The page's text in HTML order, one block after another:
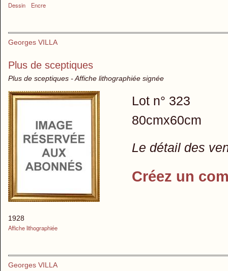
Dessin
Encre
Georges VILLA
Plus de sceptiques
Plus de sceptiques - Affiche lithographiée signée
1928
Affiche lithographiée
Lot n° 323
80cmx60cm
Le détail des
Créez un
Georges VILLA